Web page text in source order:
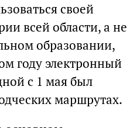
своей
всей области, а не
образовании,
году электронный
с 1 мая был
маршрутах.